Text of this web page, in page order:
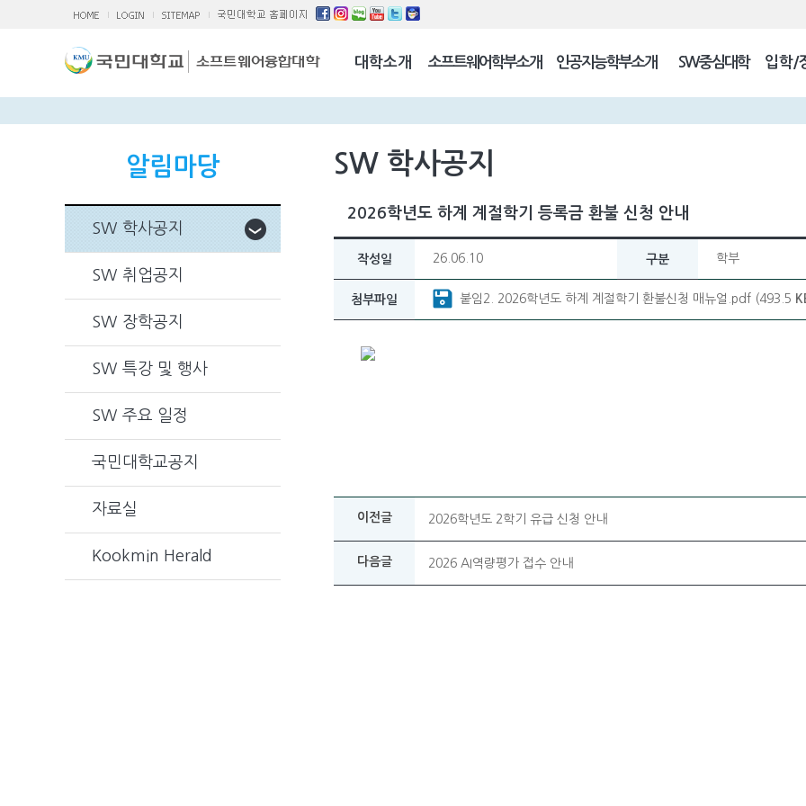
대학소개
소융대Q/A
찾아오시는 길 소프트웨어학부소개 인공지능학부소개 SW중심대학 입학/
알림마당
SW 학사공지
SW 취업공지
SW 장학공지
SW 특강 및 행사
SW 주요 일정
국민대학교공지
자료실
Kookmin Herald
SW 학사공지
2026학년도 하계 계절학기 등록금 환불 신청 안내
작성일 26.06.10 구분 학부
첨부파일 붙임2. 2026학년도 하계 계절학기 환불신청 매뉴얼.pdf (493.5
이전글 2026학년도 2학기 유급 신청 안내
다음글 2026 AI역량평가 접수 안내